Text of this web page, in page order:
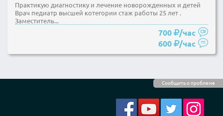
Сообщить о проблеме
Практикую диагностику и лечение новорожденных и детей
Врач педиатр высшей котегории стаж работы 25 лет .
Заместитель...
700
/час
600
/час